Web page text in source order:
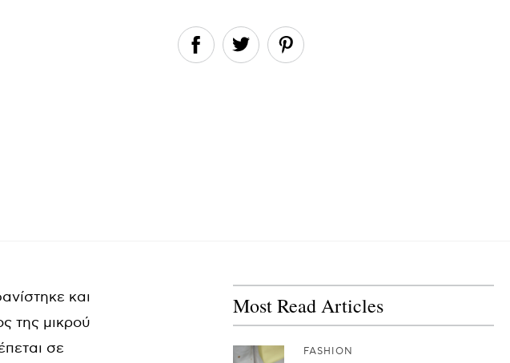
και
της μικρού
σε
Most Read Articles
FASHION